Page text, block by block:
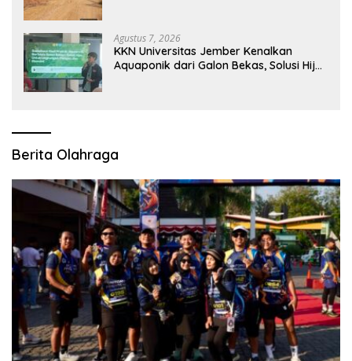
Agustus 7, 2026
KKN Universitas Jember Kenalkan
Aquaponik dari Galon Bekas, Solusi Hijau
Berita Olahraga